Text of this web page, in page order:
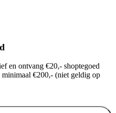
en ontvang €20,- shoptegoed
€200,- (niet geldig op